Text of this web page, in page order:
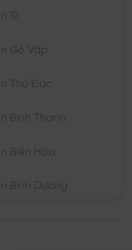
12
Gò Vấp
Thủ Đức
Bình Thạnh
Biên Hòa
Bình Dương